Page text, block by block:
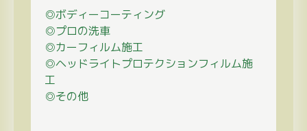
◎ボディーコーティング
◎プロの洗車
◎カーフィルム施工
◎ヘッドライトプロテクションフィルム施
工
◎その他